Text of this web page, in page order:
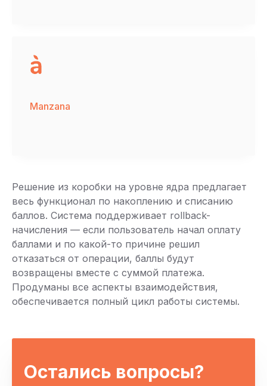
Manzana
Решение из коробки на уровне ядра предлагает
весь функционал по накоплению и списанию
баллов. Система поддерживает rollback-
начисления — если пользователь начал оплату
баллами и по какой-то причине решил
отказаться от операции, баллы будут
возвращены вместе с суммой платежа.
Продуманы все аспекты взаимодействия,
обеспечивается полный цикл работы системы.
Остались вопросы?